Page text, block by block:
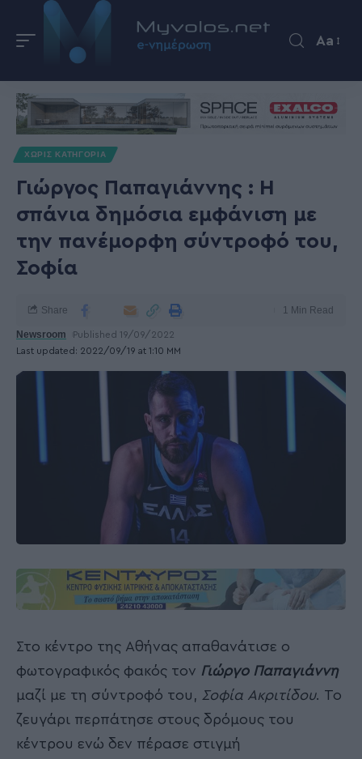
Aa
ΧΩΡΊΣ ΚΑΤΗΓΟΡΊΑ
Γιώργος Παπαγιάννης : Η
σπάνια δημόσια εμφάνιση με
την πανέμορφη σύντροφό του,
Σοφία
Last updated: 2022/09/19 at 1:10 ΜΜ
Newsroom Published 19/09/2022
Share 1 Min Read
Στο κέντρο της Αθήνας απαθανάτισε ο
φωτογραφικός φακός τον Γιώργο Παπαγιάννη
μαζί με τη σύντροφό του, Σοφία Ακριτίδου. Το
ζευγάρι περπάτησε στους δρόμους του
κέντρου ενώ δεν πέρασε στιγμή